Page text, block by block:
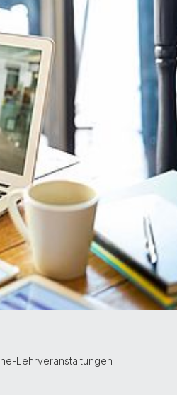
Lehrveranstaltungen